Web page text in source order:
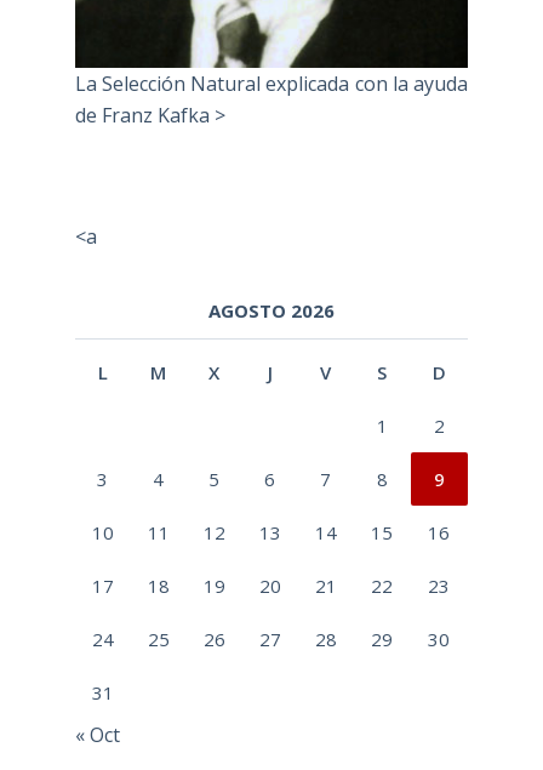
La Selección Natural explicada con la ayuda
de Franz Kafka >
<a
AGOSTO 2026
L M X J V S D
1 2
3 4 5 6 7 8 9
10 11 12 13 14 15 16
17 18 19 20 21 22 23
24 25 26 27 28 29 30
31
« Oct